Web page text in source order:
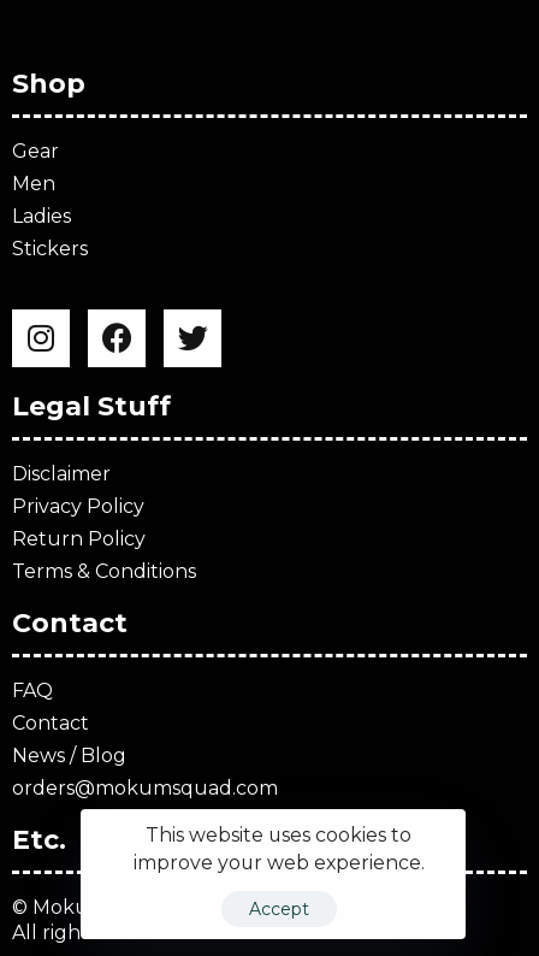
Shop
Gear
Men
Ladies
Stickers
Legal Stuff
Disclaimer
Privacy Policy
Return Policy
Terms & Conditions
Contact
FAQ
Contact
News / Blog
orders@mokumsquad.com
Etc.
© Mokum Suicide Squad 2025
All rights reserved
This website uses cookies to
improve your web experience.
Accept